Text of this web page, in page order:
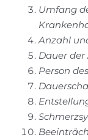
Umfang
Anzahl
Dauer
Person